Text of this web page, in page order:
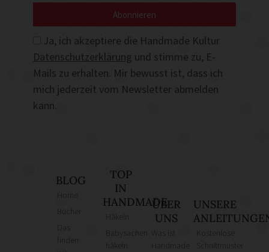
Ja, ich akzeptiere die Handmade Kultur
Datenschutzerklärung und stimme zu, E-
Mails zu erhalten. Mir bewusst ist, dass ich
mich jederzeit vom Newsletter abmelden
kann.
Abonnieren
BLOG
finden
TOP
IN
HANDMADEÜBER
UNS
Was ist
UNSERE
Kostenlose
Schnittmuster